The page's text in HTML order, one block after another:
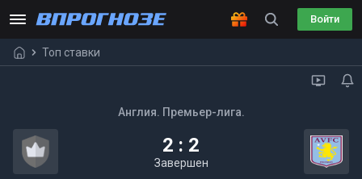
Войти
Топ ставки
Англия. Премьер-лига.
2 : 2
Завершен